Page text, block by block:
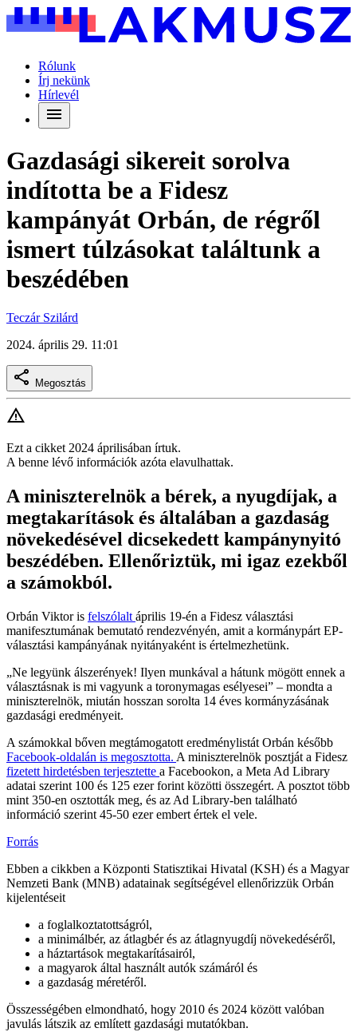
Rólunk
Írj nekünk
Hírlevél
Gazdasági sikereit sorolva
indította be a Fidesz
kampányát Orbán, de régről
ismert túlzásokat találtunk a
beszédében
Teczár Szilárd
2024. április 29. 11:01
Megosztás
Ezt a cikket 2024 áprilisában írtuk.
A benne lévő információk azóta elavulhattak.
A miniszterelnök a bérek, a nyugdíjak, a
megtakarítások és általában a gazdaság
növekedésével dicsekedett kampánynyitó
beszédében. Ellenőriztük, mi igaz ezekből
a számokból.
Orbán Viktor is felszólalt április 19-én a Fidesz választási
manifesztumának bemutató rendezvényén, amit a kormánypárt EP-
választási kampányának nyitányaként is értelmezhetünk.
„Ne legyünk álszerények! Ilyen munkával a hátunk mögött ennek a
választásnak is mi vagyunk a toronymagas esélyesei” – mondta a
miniszterelnök, miután hosszan sorolta 14 éves kormányzásának
gazdasági eredményeit.
A számokkal bőven megtámogatott eredménylistát Orbán később
Facebook-oldalán is megosztotta. A miniszterelnök posztját a Fidesz
fizetett hirdetésben terjesztette a Facebookon, a Meta Ad Library
adatai szerint 100 és 125 ezer forint közötti összegért. A posztot több
mint 350-en osztották meg, és az Ad Library-ben található
információ szerint 45-50 ezer embert értek el vele.
Forrás
Ebben a cikkben a Központi Statisztikai Hivatal (KSH) és a Magyar
Nemzeti Bank (MNB) adatainak segítségével ellenőrizzük Orbán
kijelentéseit
a foglalkoztatottságról,
a minimálbér, az átlagbér és az átlagnyugdíj növekedéséről,
a háztartások megtakarításairól,
a magyarok által használt autók számáról és
a gazdaság méretéről.
Összességében elmondható, hogy 2010 és 2024 között valóban
javulás látszik az említett gazdasági mutatókban.